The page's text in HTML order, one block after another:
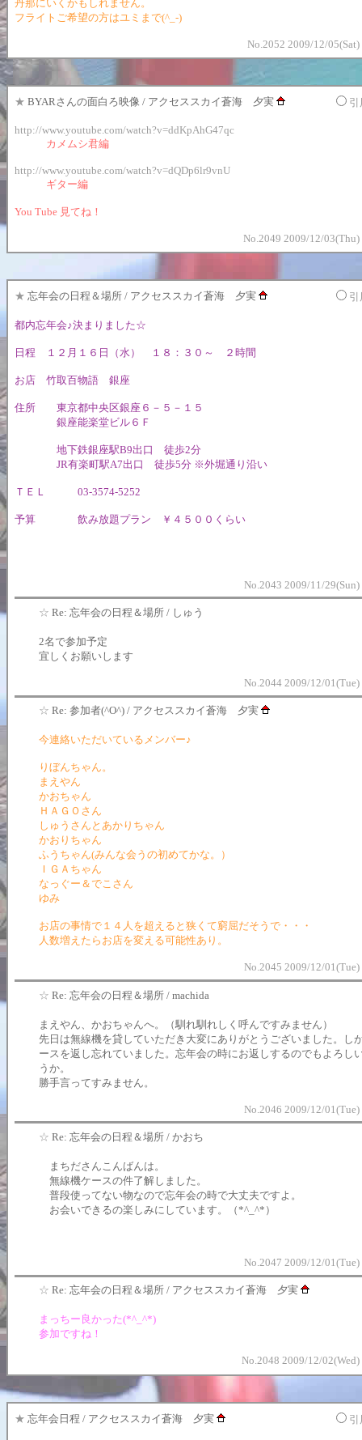
丹那にいくかもしれません。
フライトご希望の方はユミまで(^_-)
No.2052 2009/12/
★ BYARさんの面白ろ映像 / アクセススカイ蒼海 夕実 引
http://www.youtube.com/watch?v=ddKpAhG47qc
カメムシ君編
http://www.youtube.com/watch?v=dQDp6lr9vnU
ギター編
You Tube 見てね！
No.2049 2009/12/
★ 忘年会の日程＆場所 / アクセススカイ蒼海 夕実 引
都内忘年会♪決まりました☆
日程 １２月１６日（水） １８：３０～ ２時間
お店 竹取百物語 銀座
住所 東京都中央区銀座６－５－１５
銀座能楽堂ビル６Ｆ
地下鉄銀座駅B9出口 徒歩2分
JR有楽町駅A7出口 徒歩5分 ※外堀通り沿い
ＴＥＬ 03-3574-5252
予算 飲み放題プラン ￥４５００くらい
No.2043 2009/11/
☆ Re: 忘年会の日程＆場所 / しゅう
2名で参加予定
宜しくお願いします
No.2044 2009/12/
☆ Re: 参加者(^O^) / アクセススカイ蒼海 夕実
今連絡いただいているメンバー♪
りぼんちゃん。
まえやん
かおちゃん
ＨＡＧＯさん
しゅうさんとあかりちゃん
かおりちゃん
ふうちゃん(みんな会うの初めてかな。）
ＩＧＡちゃん
なっぐー＆でこさん
ゆみ
お店の事情で１４人を超えると狭くて窮屈だそうで・・・
人数増えたらお店を変える可能性あり。
No.2045 2009/12/
☆ Re: 忘年会の日程＆場所 / machida
まえやん、かおちゃんへ。（馴れ馴れしく呼んですみません）
先日は無線機を貸していただき大変にありがとうございました。し
ースを返し忘れていました。忘年会の時にお返しするのでもよろし
うか。
勝手言ってすみません。
No.2046 2009/12/
☆ Re: 忘年会の日程＆場所 / かおち
まちださんこんばんは。
無線機ケースの件了解しました。
普段使ってない物なので忘年会の時で大丈夫ですよ。
お会いできるの楽しみにしています。（*^_^*）
No.2047 2009/12/
☆ Re: 忘年会の日程＆場所 / アクセススカイ蒼海 夕実
まっちー良かった(*^_^*)
参加ですね！
No.2048 2009/12/
★ 忘年会日程 / アクセススカイ蒼海 夕実 引